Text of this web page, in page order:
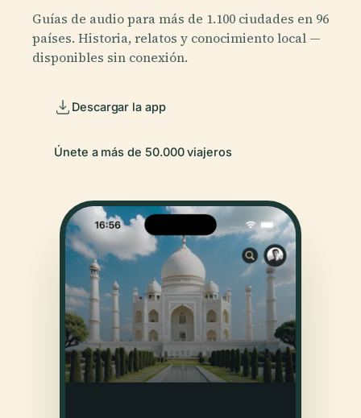
Guías de audio para más de 1.100 ciudades en 96
países. Historia, relatos y conocimiento local —
disponibles sin conexión.
Descargar la app
Únete a más de 50.000 viajeros